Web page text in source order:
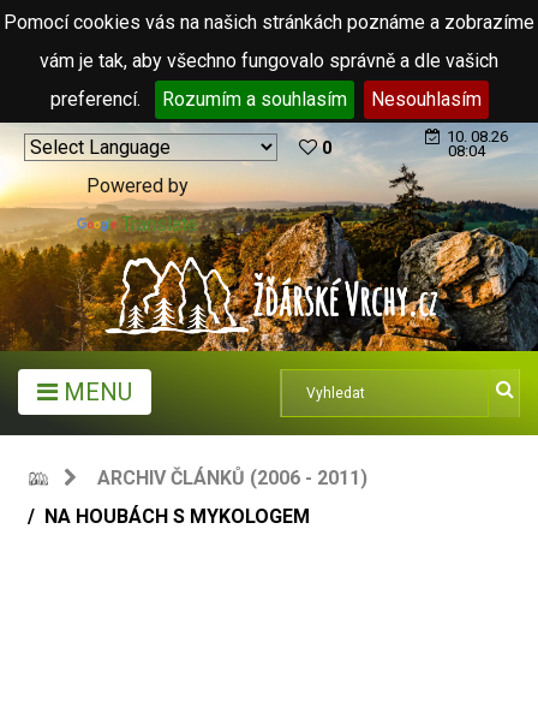
Pomocí cookies vás na našich stránkách poznáme a zobrazíme
vám je tak, aby všechno fungovalo správně a dle vašich
preferencí.
Rozumím a souhlasím Nesouhlasím
Powered by
Translate
0
10. 08.26
08:04
MENU
ARCHIV ČLÁNKŮ (2006 - 2011)
NA HOUBÁCH S MYKOLOGEM